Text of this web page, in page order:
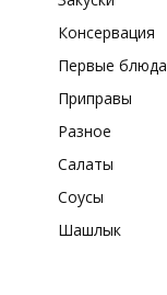
Консервация
Первые блюда
Приправы
Разное
Салаты
Соусы
Шашлык